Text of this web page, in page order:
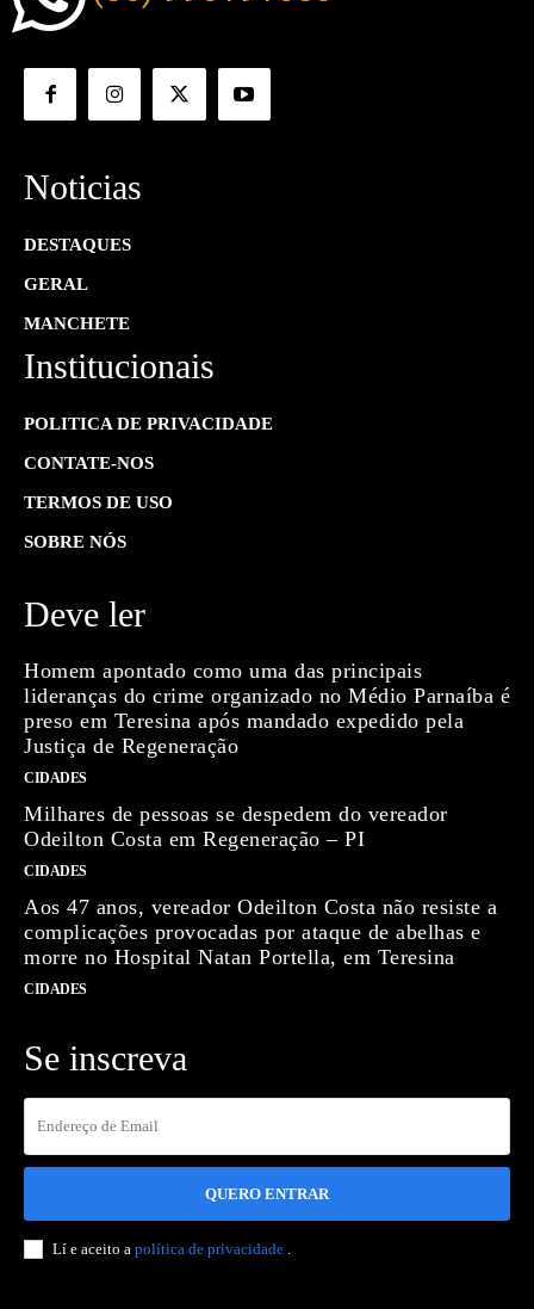
Noticias
DESTAQUES
GERAL
MANCHETE
Institucionais
POLITICA DE PRIVACIDADE
CONTATE-NOS
TERMOS DE USO
SOBRE NÓS
Deve ler
Homem apontado como uma das principais
lideranças do crime organizado no Médio Parnaíba é
preso em Teresina após mandado expedido pela
Justiça de Regeneração
CIDADES
Milhares de pessoas se despedem do vereador
Odeilton Costa em Regeneração – PI
CIDADES
Aos 47 anos, vereador Odeilton Costa não resiste a
complicações provocadas por ataque de abelhas e
morre no Hospital Natan Portella, em Teresina
CIDADES
Se inscreva
QUERO ENTRAR
Lí e aceito a política de privacidade